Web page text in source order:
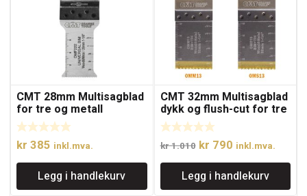
CMT 28mm Multisagblad
for tre og metall
kr 385 inkl.mva.
Legg i handlekurv
CMT 32mm Multisagblad
dykk og flush-cut for tre
og spiker med ekstra
lang levetid
kr1.010 Opprinnelig
pris
var:
kr 790Nåværende
pris
er:
inkl.mva.
Legg i handlekurv